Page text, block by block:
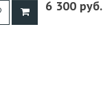
6 300 руб.